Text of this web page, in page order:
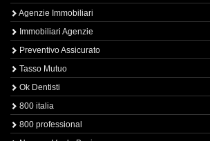
Agenzie Immobiliari
Immobiliari Agenzie
Preventivo Assicurato
Tasso Mutuo
Ok Dentisti
800 italia
800 professional